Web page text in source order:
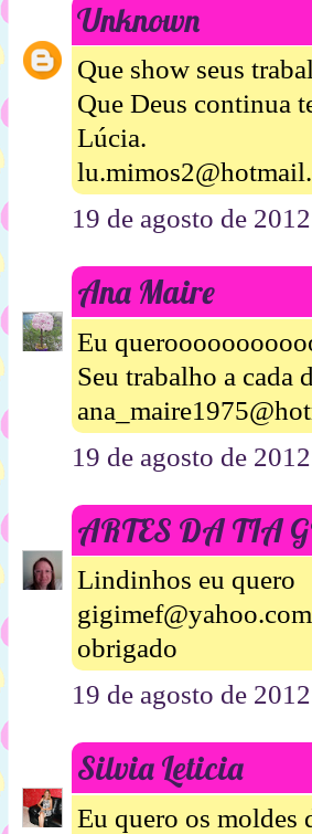
Unknown
Que show seus
Que Deus continua
Lúcia.
19 de agosto de
Ana Maire
Eu
Seu trabalho a cada
19 de agosto de
ARTES DA TIA
Lindinhos eu quero
obrigado
19 de agosto de
Silvia Leticia
Eu quero os moldes